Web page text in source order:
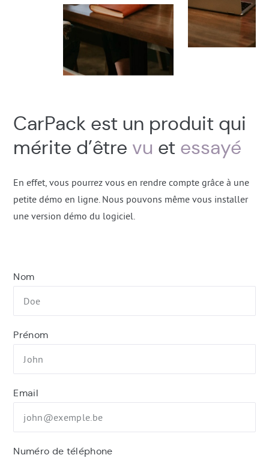
CarPack est un produit qui
mérite d’être vu et essayé
En effet, vous pourrez vous en rendre compte grâce à une
petite démo en ligne. Nous pouvons même vous installer
une version démo du logiciel.
Nom
Prénom
Email
Numéro de téléphone